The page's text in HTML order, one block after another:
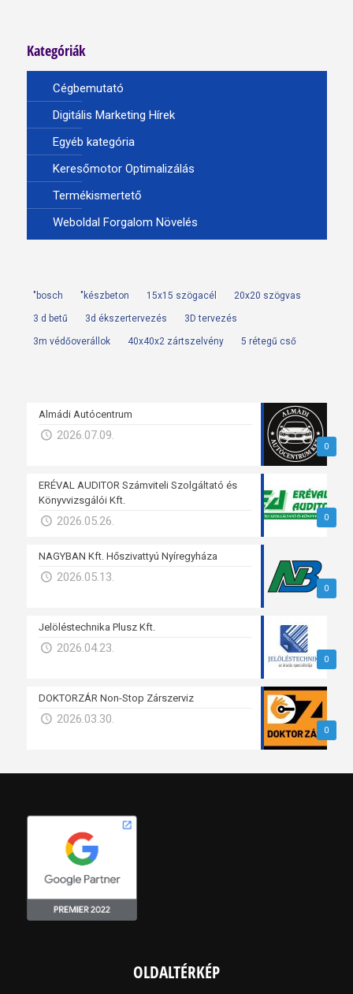
Kategóriák
Cégbemutató
Digitális Marketing Hírek
Egyéb kategória
Keresőmotor Optimalizálás
Termékismertető
Weboldal Forgalom Növelés
"bosch "készbeton 15x15 szögacél 20x20 szögvas
3 d betű 3d ékszertervezés 3D tervezés
3m védőoverállok 40x40x2 zártszelvény 5 rétegű cső
0
Almádi Autócentrum
2026.07.09.
0
ERÉVAL AUDITOR Számviteli Szolgáltató és
Könyvvizsgálói Kft.
2026.05.26.
0
NAGYBAN Kft. Hőszivattyú Nyíregyháza
2026.05.13.
0
Jelöléstechnika Plusz Kft.
2026.04.23.
0
DOKTORZÁR Non-Stop Zárszerviz
2026.03.30.
OLDALTÉRKÉP